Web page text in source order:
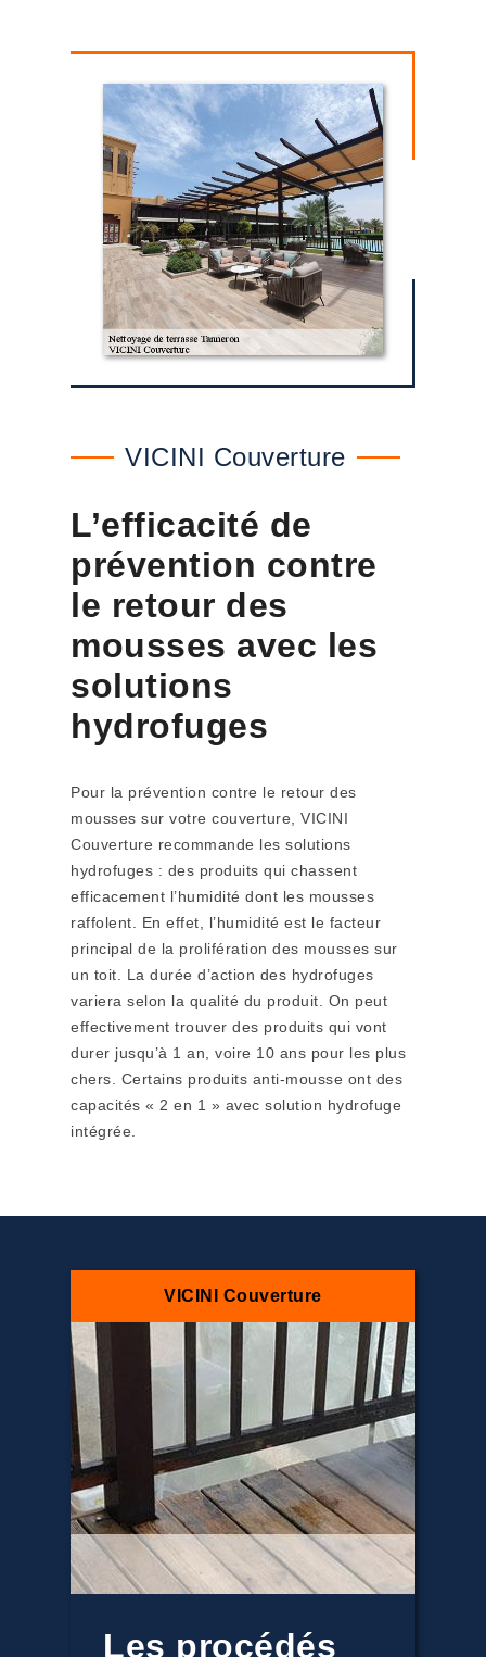
VICINI Couverture
L’efficacité de
prévention contre
le retour des
mousses avec les
solutions
hydrofuges
Pour la prévention contre le retour des
mousses sur votre couverture, VICINI
Couverture recommande les solutions
hydrofuges : des produits qui chassent
efficacement l’humidité dont les mousses
raffolent. En effet, l’humidité est le facteur
principal de la prolifération des mousses sur
un toit. La durée d’action des hydrofuges
variera selon la qualité du produit. On peut
effectivement trouver des produits qui vont
durer jusqu’à 1 an, voire 10 ans pour les plus
chers. Certains produits anti-mousse ont des
capacités « 2 en 1 » avec solution hydrofuge
intégrée.
VICINI Couverture
Les procédés